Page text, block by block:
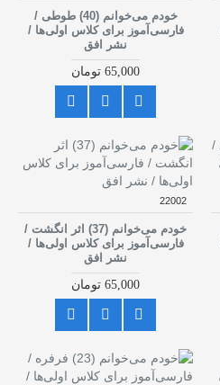
خودم می‌خوانم (40) طوطی /
فارسی‌آموز برای کلاس اولی‌ها /
نشر افق
65,000 تومان
22002
خودم می‌خوانم (37) اثر انگشت /
فارسی‌آموز برای کلاس اولی‌ها /
نشر افق
65,000 تومان